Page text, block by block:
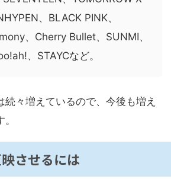
、BLACK PINK、
、Cherry Bullet、SUNMI、
、STAYCなど。
続々増えているので、今後も増え
させるには